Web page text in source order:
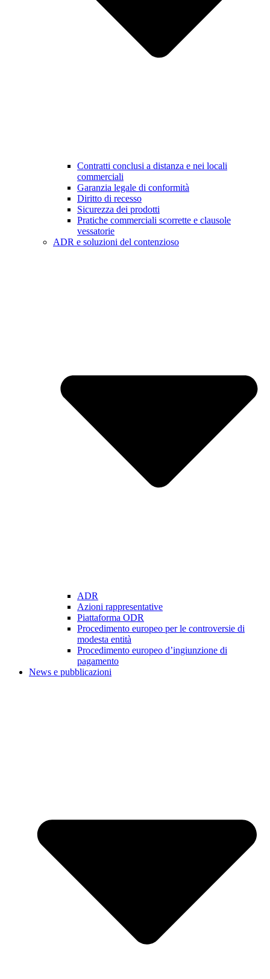
Contratti conclusi a distanza e nei locali
commerciali
Garanzia legale di conformità
Diritto di recesso
Sicurezza dei prodotti
Pratiche commerciali scorrette e clausole
vessatorie
ADR e soluzioni del contenzioso
ADR
Azioni rappresentative
Piattaforma ODR
Procedimento europeo per le controversie di
modesta entità
Procedimento europeo d’ingiunzione di
pagamento
News e pubblicazioni